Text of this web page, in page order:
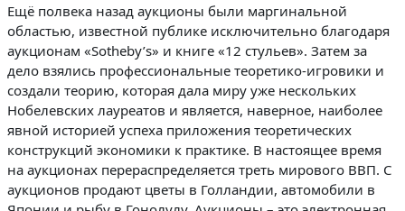
Ещё полвека назад аукционы были маргинальной
областью, известной публике исключительно благодаря
аукционам «Sotheby’s» и книге «12 стульев». Затем за
дело взялись профессиональные теоретико-игровики и
создали теорию, которая дала миру уже нескольких
Нобелевских лауреатов и является, наверное, наиболее
явной историей успеха приложения теоретических
конструкций экономики к практике. В настоящее время
на аукционах перераспределяется треть мирового ВВП. С
аукционов продают цветы в Голландии, автомобили в